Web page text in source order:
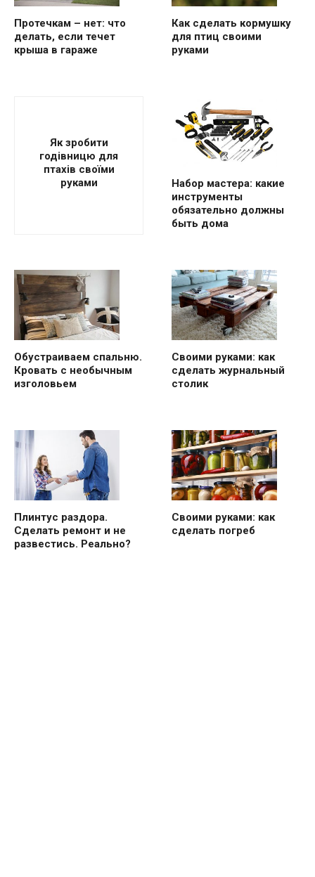
Протечкам – нет: что
делать, если течет
крыша в гараже
Как сделать кормушку
для птиц своими
руками
Як зробити
годівницю для
птахів своїми
руками
Набор мастера: какие
инструменты
обязательно должны
быть дома
Обустраиваем спальню.
Кровать с необычным
изголовьем
Своими руками: как
сделать журнальный
столик
Плинтус раздора.
Сделать ремонт и не
развестись. Реально?
Своими руками: как
сделать погреб